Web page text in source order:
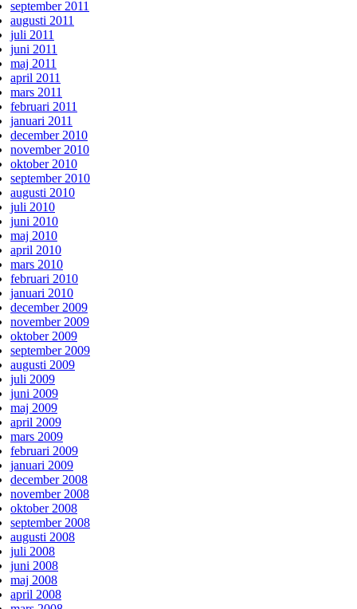
september 2011
augusti 2011
juli 2011
juni 2011
maj 2011
april 2011
mars 2011
februari 2011
januari 2011
december 2010
november 2010
oktober 2010
september 2010
augusti 2010
juli 2010
juni 2010
maj 2010
april 2010
mars 2010
februari 2010
januari 2010
december 2009
november 2009
oktober 2009
september 2009
augusti 2009
juli 2009
juni 2009
maj 2009
april 2009
mars 2009
februari 2009
januari 2009
december 2008
november 2008
oktober 2008
september 2008
augusti 2008
juli 2008
juni 2008
maj 2008
april 2008